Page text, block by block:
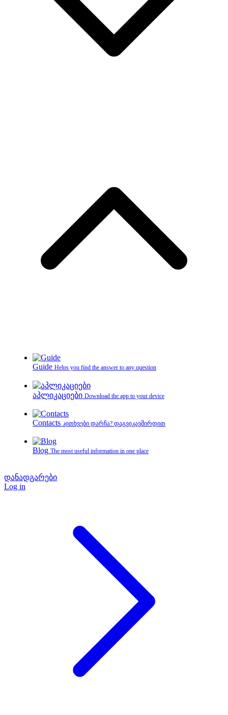
Guide Helps you find the answer to any question
აპლიკაციები Download the app to your device
Contacts კითხვები დარჩა? დაგვიკავშირდით
Blog The most useful information in one place
დანადგარები
Log in